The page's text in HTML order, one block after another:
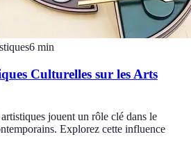
6 min
Culturelles sur les Arts
jouent un rôle clé dans le
Explorez cette influence